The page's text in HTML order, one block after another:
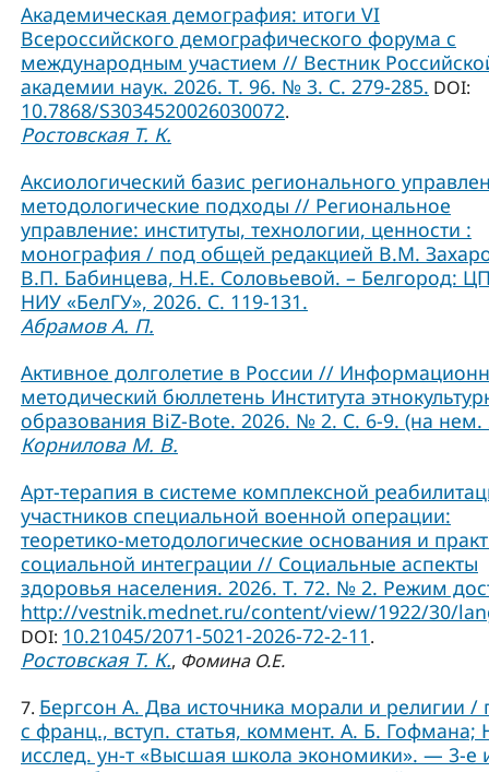
Академическая демография: итоги VI
Всероссийского демографического форума с
международным участием // Вестник
академии наук. 2026. Т. 96. № 3. С. 279-285. DOI:
10.7868/S3034520026030072.
Ростовская Т. К.
Аксиологический базис регионального
методологические подходы // Региональное
управление: институты, технологии, ценности :
монография / под общей редакцией В.М.
В.П. Бабинцева, Н.Е. Соловьевой. – Белгород:
НИУ «БелГУ», 2026. С. 119-131.
Абрамов А. П.
Активное долголетие в России //
методический бюллетень Института
образования BiZ-Bote. 2026. № 2. С. 6-9. (на нем.
Корнилова М. В.
Арт-терапия в системе комплексной
участников специальной военной операции:
теоретико-методологические основания и
социальной интеграции // Социальные аспекты
здоровья населения. 2026. Т. 72. № 2. Режим
http://vestnik.mednet.ru/content/view/1922/30/
DOI: 10.21045/2071-5021-2026-72-2-11.
Ростовская Т. К., Фомина О.Е.
7. Бергсон А. Два источника морали и религии /
с франц., вступ. статья, коммент. А. Б. Гофмана;
исслед. ун-т «Высшая школа экономики». — 3-е